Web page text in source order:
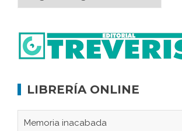
LIBRERÍA ONLINE
Memoria inacabada